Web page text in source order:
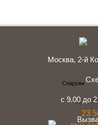
арт.
23
Москва, 2-й
с 9.00 до